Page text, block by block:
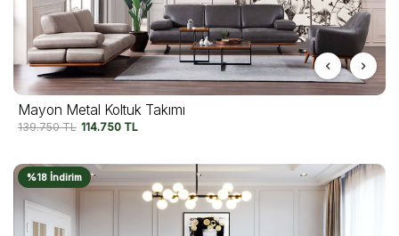
Mayon Metal Koltuk Takımı
139.750TL 114.750 TL
%18 İndirim